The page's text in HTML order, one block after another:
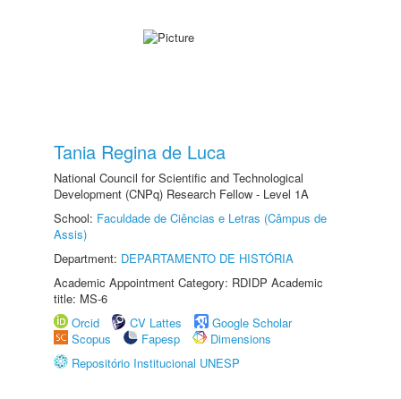
Tania Regina de Luca
National Council for Scientific and Technological
Development (CNPq) Research Fellow - Level 1A
School: Faculdade de Ciências e Letras (Câmpus de
Assis)
Department: DEPARTAMENTO DE HISTÓRIA
Academic Appointment Category: RDIDP Academic
title: MS-6
Orcid
CV Lattes
Google Scholar
Scopus
Fapesp
Dimensions
Repositório Institucional UNESP